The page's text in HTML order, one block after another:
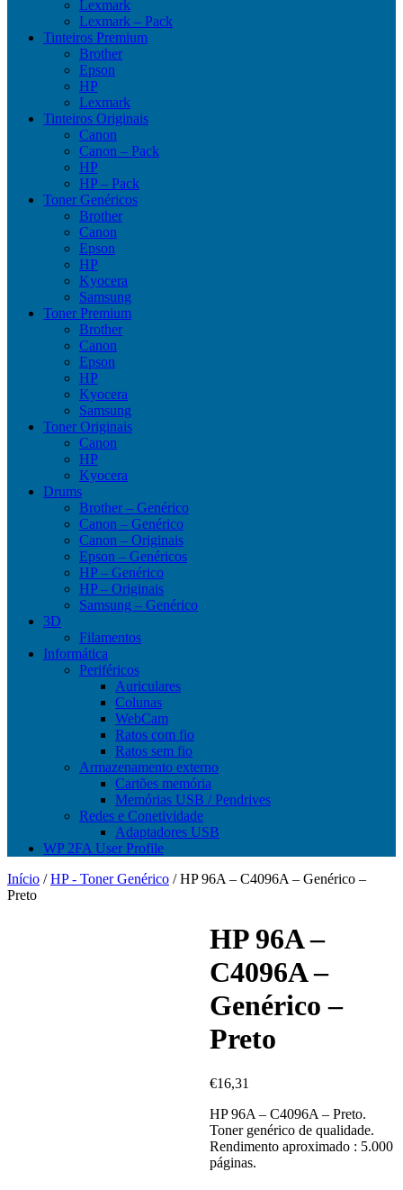
Lexmark
Lexmark – Pack
Tinteiros Premium
Brother
Epson
HP
Lexmark
Tinteiros Originais
Canon
Canon – Pack
HP
HP – Pack
Toner Genéricos
Brother
Canon
Epson
HP
Kyocera
Samsung
Toner Premium
Brother
Canon
Epson
HP
Kyocera
Samsung
Toner Originais
Canon
HP
Kyocera
Drums
Brother – Genérico
Canon – Genérico
Canon – Originais
Epson – Genéricos
HP – Genérico
HP – Originais
Samsung – Genérico
3D
Filamentos
Informática
Periféricos
Auriculares
Colunas
WebCam
Ratos com fio
Ratos sem fio
Armazenamento externo
Cartões memória
Memórias USB / Pendrives
Redes e Conetividade
Adaptadores USB
WP 2FA User Profile
Início /HP - Toner Genérico / HP 96A – C4096A – Genérico –
Preto
HP 96A –
C4096A –
Genérico –
Preto
€16,31
HP 96A – C4096A – Preto.
Toner genérico de qualidade.
Rendimento aproximado : 5.000
páginas.